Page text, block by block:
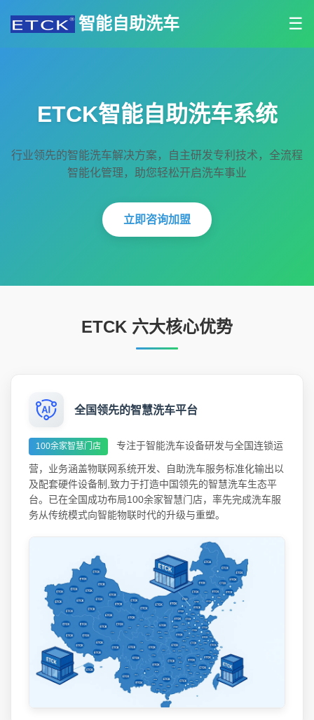
智能自助洗车 ☰
ETCK智能自助洗车系统
行业领先的智能洗车解决方案，自主研发专利技术，全流程
智能化管理，助您轻松开启洗车事业
立即咨询加盟
ETCK 六大核心优势
全国领先的智慧洗车平台
100余家智慧门店 专注于智能洗车设备研发与全国连锁运
营，业务涵盖物联网系统开发、自助洗车服务标准化输出以
及配套硬件设备制,致力于打造中国领先的智慧洗车生态平
台。已在全国成功布局100余家智慧门店，率先完成洗车服
务从传统模式向智能物联时代的升级与重塑。